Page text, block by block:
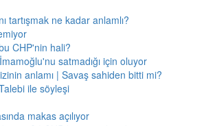
tartışmak ne kadar anlamlı?
CHP'nin hali?
satmadığı için oluyor
anlamı | Savaş sahiden bitti mi?
ile söyleşi
makas açılıyor